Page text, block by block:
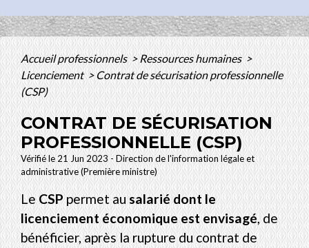
Accueil professionnels>Ressources humaines>
Licenciement>Contrat de sécurisation professionnelle
(CSP)
CONTRAT DE SÉCURISATION
PROFESSIONNELLE (CSP)
Vérifié le 21 Jun 2023 - Direction de l'information légale et
administrative (Première ministre)
Le CSPpermet ausalarié dont le
licenciement économique est envisagé, de
bénéficier, après la rupture du contrat de